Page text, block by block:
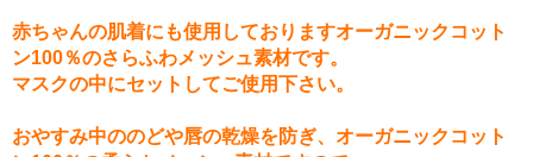
赤ちゃんの肌着にも使用しておりますオーガニックコット
ン100％のさらふわメッシュ素材です。
マスクの中にセットしてご使用下さい。
おやすみ中ののどや唇の乾燥を防ぎ、オーガニックコット